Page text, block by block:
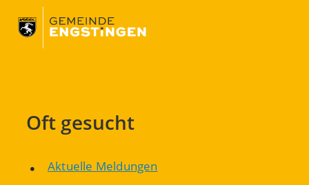
Oft gesucht
Aktuelle Meldungen